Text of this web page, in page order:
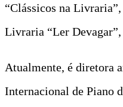
“Clássicos na
Livraria “Ler
Atualmente, é diretora
Internacional de Piano